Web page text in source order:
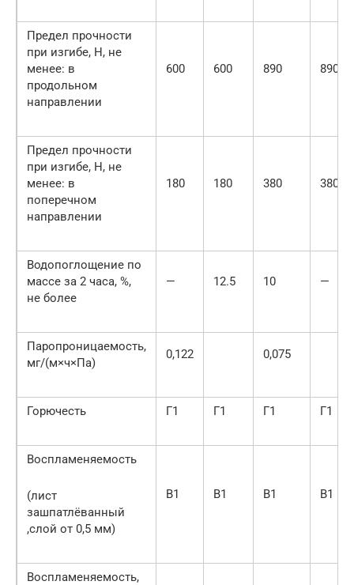
Предел прочности
при изгибе, Н, не
менее: в
продольном
направлении
600 600 890 890
Предел прочности
при изгибе, Н, не
менее: в
поперечном
направлении
180 180 380 380
Водопоглощение по
массе за 2 часа, %,
не более
— 12.5 10 —
Паропроницаемость,
мг/(м×ч×Па)
0,122 0,075
Горючесть Г1 Г1 Г1 Г1
Воспламеняемость
(лист
зашпатлёванный
,слой от 0,5 мм)
В1 В1 В1 В1
Воспламеняемость,